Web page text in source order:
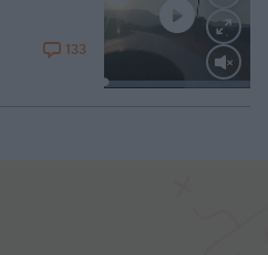
Loaded:
133